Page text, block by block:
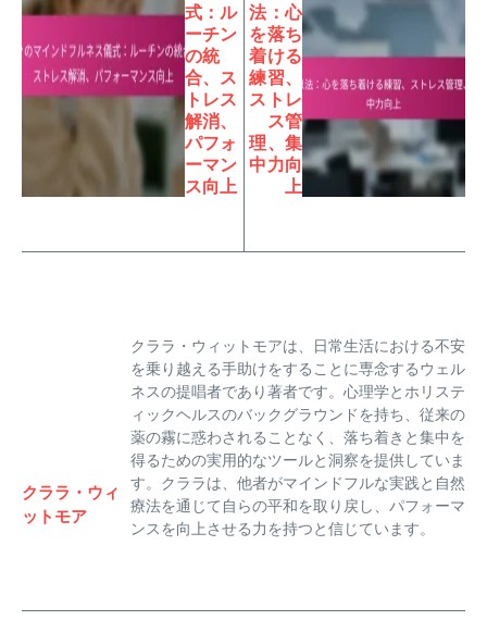
式：ル
ーチン
の統
合、ス
トレス
解消、
パフォ
ーマン
ス向上
法：心
を落ち
着ける
練習、
ストレ
ス管
理、集
中力向
上
クララ・ウィ
ットモア
クララ・ウィットモアは、日常生活における不安
を乗り越える手助けをすることに専念するウェル
ネスの提唱者であり著者です。心理学とホリステ
ィックヘルスのバックグラウンドを持ち、従来の
薬の霧に惑わされることなく、落ち着きと集中を
得るための実用的なツールと洞察を提供していま
す。クララは、他者がマインドフルな実践と自然
療法を通じて自らの平和を取り戻し、パフォーマ
ンスを向上させる力を持つと信じています。